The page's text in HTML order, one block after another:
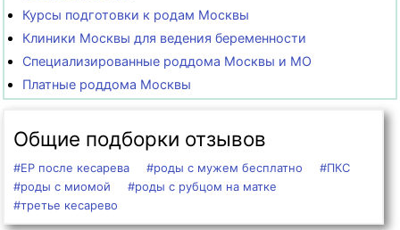
Курсы подготовки к родам Москвы
Клиники Москвы для ведения беременности
Специализированные роддома Москвы и МО
Платные роддома Москвы
Общие подборки отзывов
#ЕР после кесарева #роды с мужем бесплатно
#ПКС
#роды с миомой
#роды с рубцом на матке
#третье кесарево